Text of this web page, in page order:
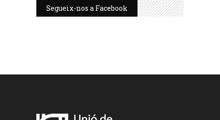
Segueix-nos a Facebook